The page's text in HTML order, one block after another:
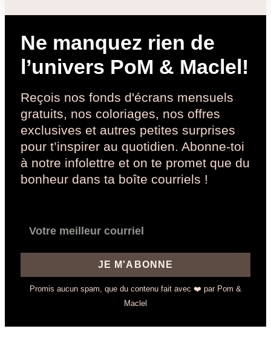
Ne manquez rien de
l’univers PoM & Maclel!
Reçois nos fonds d'écrans mensuels
gratuits, nos coloriages, nos offres
exclusives et autres petites surprises
pour t’inspirer au quotidien. Abonne-toi
à notre infolettre et on te promet que du
bonheur dans ta boîte courriels !
JE M'ABONNE
Promis aucun spam, que du contenu fait avec ❤️ par Pom &
Maclel